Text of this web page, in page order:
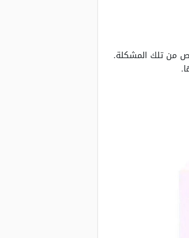
من تلك المشكلة.